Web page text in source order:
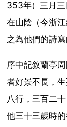
353年）三月三
在山陰（今浙
之為他們的詩寫
序中記敘蘭亭
者好景不長，
八行，三百二
他三十三歲時